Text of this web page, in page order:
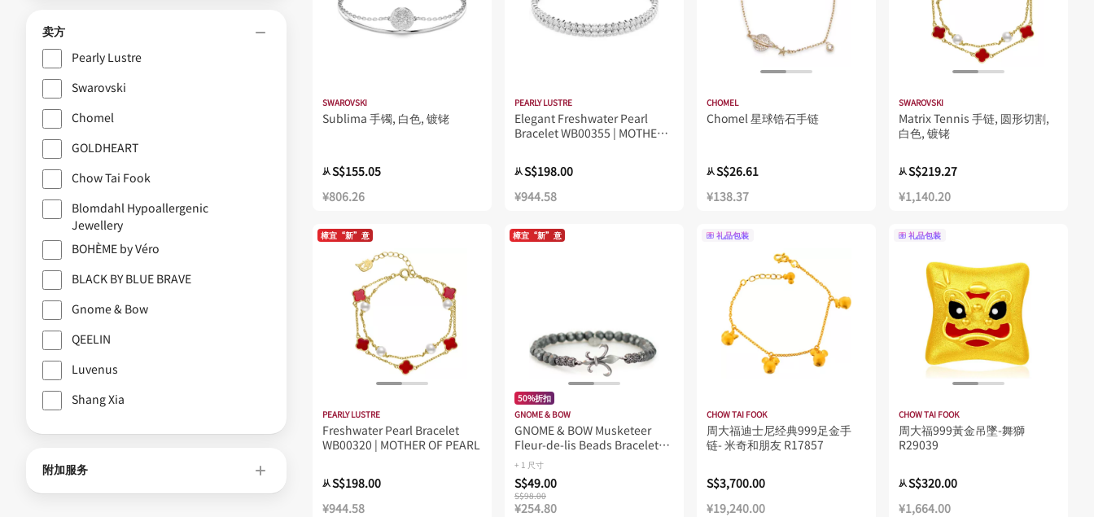
施华洛世奇
麒麟珠宝
卖方
Pearly Lustre
Swarovski
Chomel
GOLDHEART
Chow Tai Fook
Blomdahl Hypoallergenic
Jewellery
BOHÈME by Véro
BLACK BY BLUE BRAVE
Gnome & Bow
QEELIN
Luvenus
Shang Xia
附加服务
SWAROVSKI
Sublima 手镯, 白色, 镀铑
从S$155.05
¥806.26
PEARLY LUSTRE
Elegant Freshwater Pearl
Bracelet WB00355 | MOTHER
从S$198.00
¥944.58
CHOMEL
Chomel 星球锆石手链
从S$26.61
¥138.37
SWAROVSKI
Matrix Tennis 手链, 圆形切割,
白色, 镀铑
从S$219.27
¥1,140.20
樟宜“新”意
PEARLY LUSTRE
Freshwater Pearl Bracelet
WB00320 | MOTHER OF PEARL
从S$198.00
¥944.58
樟宜“新”意
50%折扣
GNOME & BOW
GNOME & BOW Musketeer
Fleur-de-lis Beads Bracelet
Women Men - Grey
+ 1 尺寸
S$49.00
S$98.00
¥254.80
礼品包装
CHOW TAI FOOK
周大福迪士尼经典999足金手
链- 米奇和朋友 R17857
S$3,700.00
¥19,240.00
礼品包装
CHOW TAI FOOK
周大福999黃金吊墜-舞獅
R29039
从S$320.00
¥1,664.00